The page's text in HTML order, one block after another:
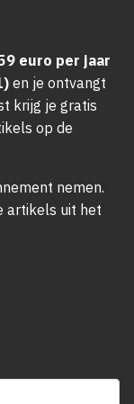
euro per jaar
en je ontvangt
krijg je gratis
op de
nemen.
artikels uit het